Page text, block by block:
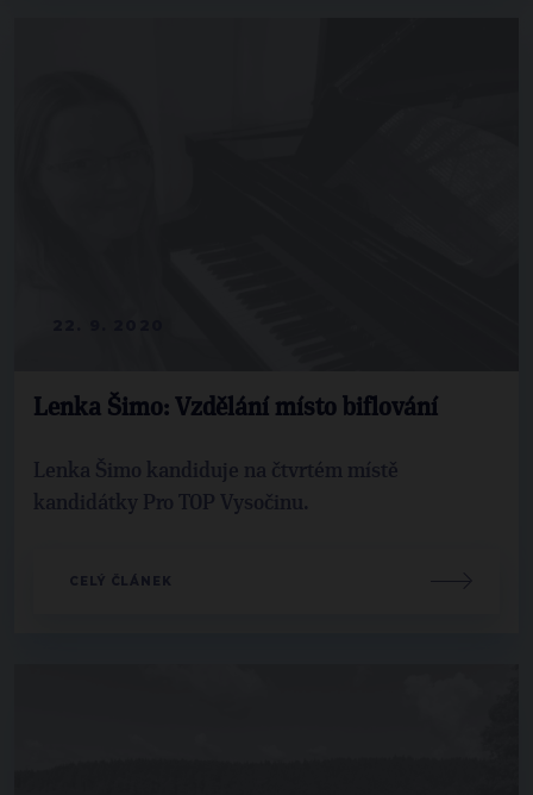
Lenka Šimo: Vzdělání místo biflování
Lenka Šimo kandiduje na čtvrtém místě
kandidátky Pro TOP Vysočinu.
CELÝ ČLÁNEK